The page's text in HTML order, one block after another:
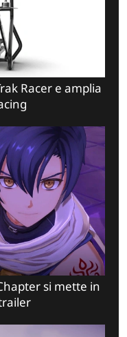
Racer e amplia
si mette in